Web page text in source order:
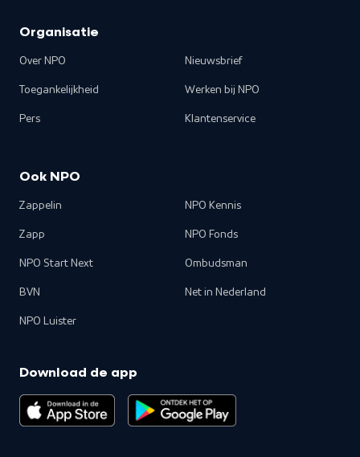
Organisatie
Over NPO
Toegankelijkheid
Pers
Nieuwsbrief
Werken bij NPO
Klantenservice
Ook NPO
Zappelin
Zapp
NPO Start Next
BVN
NPO Luister
NPO Kennis
NPO Fonds
Ombudsman
Net in Nederland
Download de app